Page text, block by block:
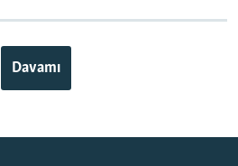
Davamı